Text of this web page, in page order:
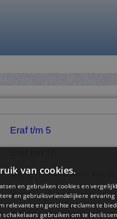
Eraf t/m 5
Plaatjessom - kies uit
Doorgestreept - kies
Plaatjessom - kies uit
van cookies.
en gebruiken cookies en
en gebruiksvriendelijkere ervaring
relevante en gerichte reclame te
gebruiken om te